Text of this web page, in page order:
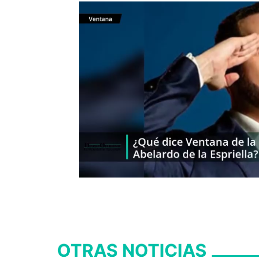
OTRAS NOTICIAS